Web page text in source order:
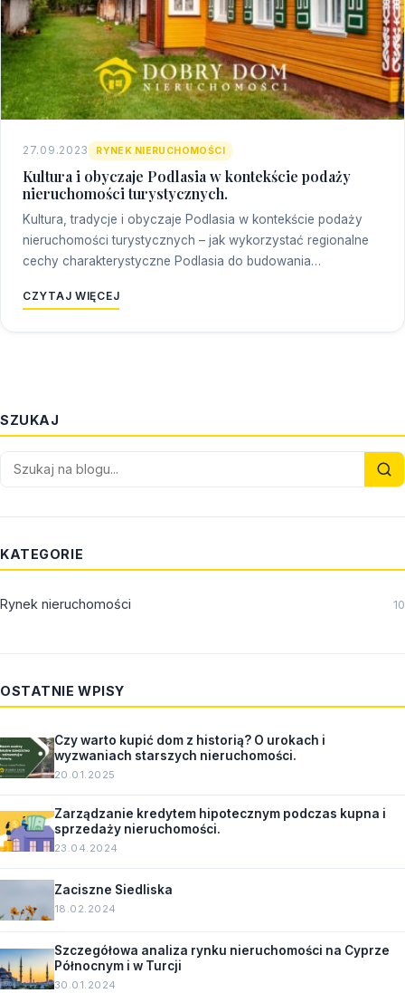
27.09.2023 RYNEK NIERUCHOMOŚCI
Kultura i obyczaje Podlasia w kontekście podaży
nieruchomości turystycznych.
Kultura, tradycje i obyczaje Podlasia w kontekście podaży
nieruchomości turystycznych – jak wykorzystać regionalne
cechy charakterystyczne Podlasia do budowania…
CZYTAJ WIĘCEJ
SZUKAJ
KATEGORIE
Rynek nieruchomości 10
OSTATNIE WPISY
Czy warto kupić dom z historią? O urokach i
wyzwaniach starszych nieruchomości.
20.01.2025
Zarządzanie kredytem hipotecznym podczas kupna i
sprzedaży nieruchomości.
23.04.2024
Zaciszne Siedliska
18.02.2024
Szczegółowa analiza rynku nieruchomości na Cyprze
Północnym i w Turcji
30.01.2024